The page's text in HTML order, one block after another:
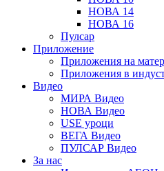
НОВА 14
НОВА 16
Пулсар
Приложение
Приложения на
Приложения в
Видео
МИРА Видео
НОВА Видео
USE уроци
ВЕГА Видео
ПУЛСАР Видео
За нас